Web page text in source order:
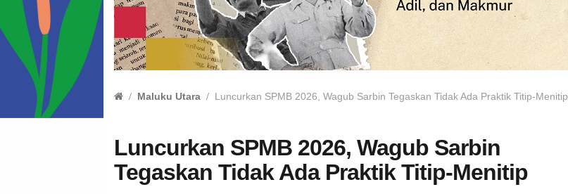
Maluku Utara Luncurkan SPMB 2026, Wagub Sarbin Tegaskan Tidak Ada Praktik Titip-Menitip
Luncurkan SPMB 2026, Wagub Sarbin
Tegaskan Tidak Ada Praktik Titip-Menitip